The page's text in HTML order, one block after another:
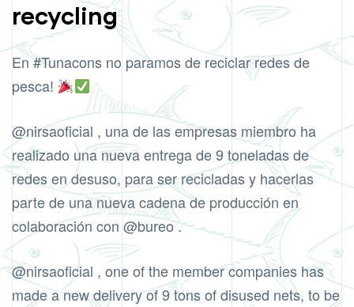
recycling
En#Tunacons no paramos de reciclar redes de
pesca!
@nirsaoficial , una de las empresas miembro ha
realizado una nueva entrega de 9 toneladas de
redes en desuso, para ser recicladas y hacerlas
parte de una nueva cadena de producción en
colaboración con @bureo.
@nirsaoficial , one of the member companies has
made a new delivery of 9 tons of disused nets, to be